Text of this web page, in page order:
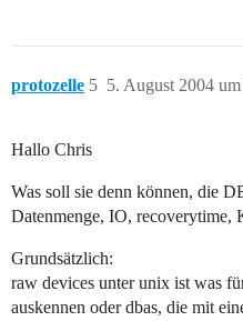
protozelle 5. August 2004 um
5
Hallo Chris
Was soll sie denn können, die
Datenmenge, IO, recoverytime,
Grundsätzlich:
raw devices unter unix ist was
auskennen oder dbas, die mit